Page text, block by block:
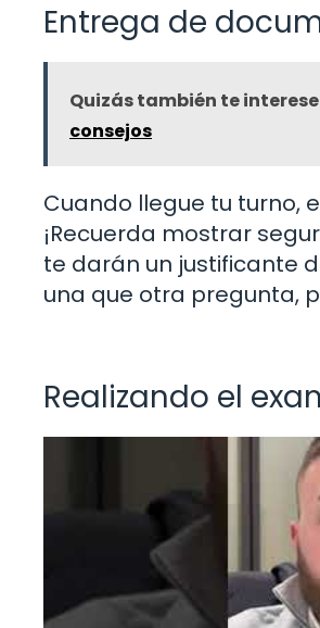
Entrega de
Quizás también te
consejos
Cuando llegue tu turno,
¡Recuerda mostrar
te darán un justificante
una que otra pregunta,
Realizando el